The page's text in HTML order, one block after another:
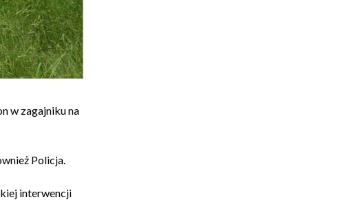
w zagajniku na
Policja.
interwencji